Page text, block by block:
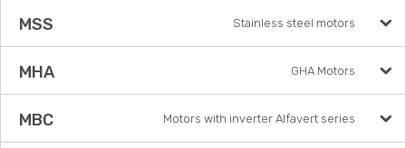
MSS Stainless steel motors
MHA GHA Motors
MBC Motors with inverter Alfavert series